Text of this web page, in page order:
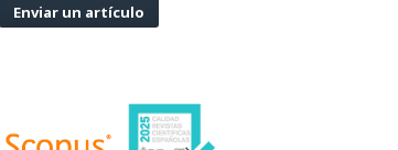
Enviar un artículo